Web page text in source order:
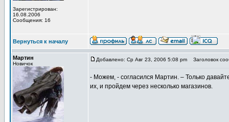
Зарегистрирован:
16.08.2006
Сообщения: 16
Вернуться к началу
Мартин
Новичок
Добавлено: Ср Авг 23, 2006 5:08 pm Заголовок
- Можем, - согласился Мартин. – Только
их, и пройдем через несколько магазинов.